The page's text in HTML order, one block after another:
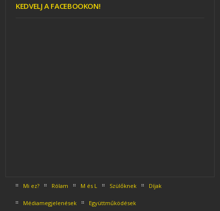
KEDVELJ A FACEBOOKON!
Mi ez? Rólam M és L Szülőknek Díjak
Médiamegjelenések Együttműködések